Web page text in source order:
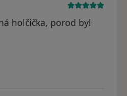
holčička, porod byl